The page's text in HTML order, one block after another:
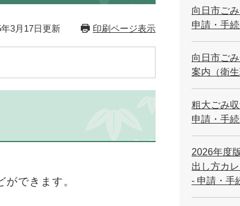
3月17日更新 印刷ページ表示
できます。
向日市ご
申請・手
向日市ご
案内（衛生
粗大ごみ
申請・手
2026年度
出し方カ
- 申請・手